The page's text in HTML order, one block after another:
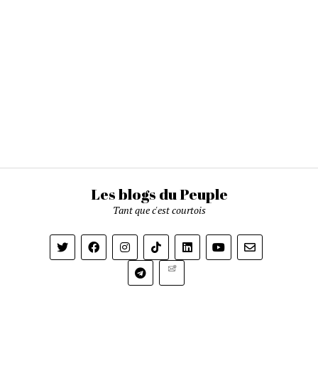
Les blogs du Peuple
Tant que c'est courtois